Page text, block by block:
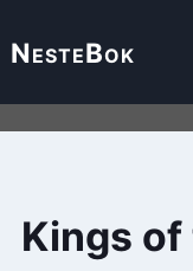
NesteBok
Kings